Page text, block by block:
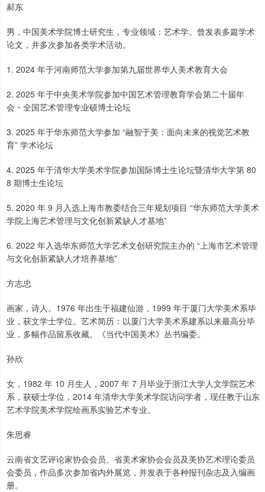
郝东
男，中国美术学院博士研究生，专业领域：艺术学。曾发表多篇学术
论文，并多次参加各类学术活动。
1. 2024 年于河南师范大学参加第九届世界华人美术教育大会
2. 2025 年于中央美术学院参加中国艺术管理教育学会第二十届年
会・全国艺术管理专业硕博士论坛
3. 2025 年于华东师范大学参加 “融智于美：面向未来的视觉艺术教
育” 学术论坛
4. 2025 年于清华大学美术学院参加国际博士生论坛暨清华大学第 80
8 期博士生论坛
5. 2020 年 9 月入选上海市教委结合三年规划项目 “华东师范大学美术
学院上海艺术管理与文化创新紧缺人才基地”
6. 2022 年入选华东师范大学艺术文创研究院主办的 “上海市艺术管理
与文化创新紧缺人才培养基地”
方志忠
画家，诗人。1976 年出生于福建仙游，1999 年于厦门大学美术系毕
业，获文学士学位。艺术简历：以厦门大学美术系建系以来最高分毕
业，多幅作品留系收藏。《当代中国美术》丛书编委。
孙欣
女，1982 年 10 月生人，2007 年 7 月毕业于浙江大学人文学院艺术
系，获硕士学位，2014 年清华大学美术学院访问学者，现任教于山东
艺术学院美术学院绘画系实验艺术专业。
朱思睿
云南省文艺评论家协会会员、省美术家协会会员及美协艺术理论委员
会委员，作品多次参加省内外展览，并发表于各种报刊杂志及入编画
册。